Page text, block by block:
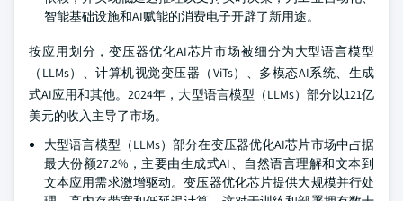
智能基础设施和AI赋能的消费电子开辟了新用途。
按应用划分，变压器优化AI芯片市场被细分为大型语言模型
（LLMs）、计算机视觉变压器（ViTs）、多模态AI系统、生成
式AI应用和其他。2024年，大型语言模型（LLMs）部分以121亿
美元的收入主导了市场。
大型语言模型（LLMs）部分在变压器优化AI芯片市场中占据
最大份额27.2%，主要由生成式AI、自然语言理解和文本到
文本应用需求激增驱动。变压器优化芯片提供大规模并行处